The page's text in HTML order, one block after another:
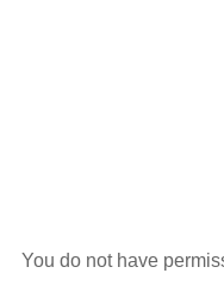
You do not have